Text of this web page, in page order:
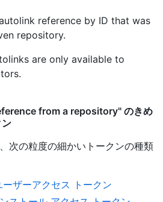
reference by ID that was
repository.
are only available to
from a repository" のきめ
次の粒度の細かいトークンの種類
ザーアクセス トークン